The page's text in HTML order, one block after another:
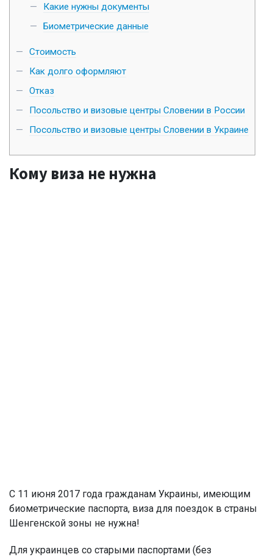
Какие нужны документы
Биометрические данные
Стоимость
Как долго оформляют
Отказ
Посольство и визовые центры Словении в России
Посольство и визовые центры Словении в Украине
Кому виза не нужна
С 11 июня 2017 года гражданам Украины, имеющим
биометрические паспорта, виза для поездок в страны
Шенгенской зоны не нужна!
Для украинцев со старыми паспортами (без